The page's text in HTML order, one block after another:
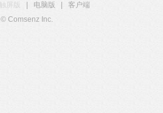
触屏版 电脑版
客户端
© Comsenz Inc.